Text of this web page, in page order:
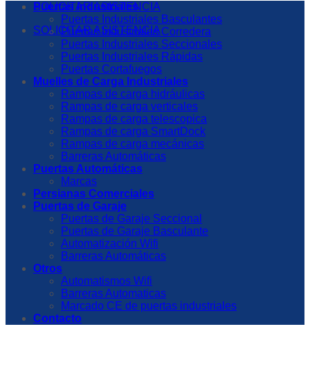
SOLICITAR ASISTENCIA
SOLICITAR ASISTENCIA
Puertas Industriales
Puertas Industriales Basculantes
Puertas Industriales Corredera
Puertas Industriales Seccionales
Puertas Industriales Rápidas
Puertas Cortafuegos
Muelles de Carga Industriales
Rampas de carga hidráulicas
Rampas de carga verticales
Rampas de carga telescopica
Rampas de carga SmartDock
Rampas de carga mecánicas
Barreras Automáticas
Puertas Automáticas
Marcas
Persianas Comerciales
Puertas de Garaje
Puertas de Garaje Seccional
Puertas de Garaje Basculante
Automatización Wifi
Barreras Automáticas
Otros
Automatismos Wifi
Barreras Automaticas
Marcado CE de puertas industriales
Contacto